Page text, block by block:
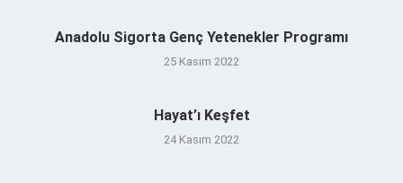
Anadolu Sigorta Genç Yetenekler Programı
25 Kasım 2022
Hayat’ı Keşfet
24 Kasım 2022